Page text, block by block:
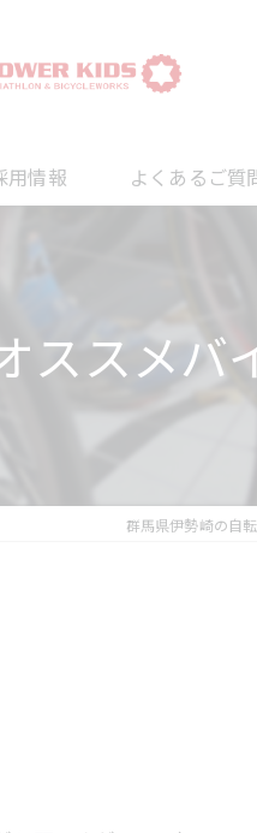
用情報 よくあるご質
ススメバ
群馬県伊勢崎の自